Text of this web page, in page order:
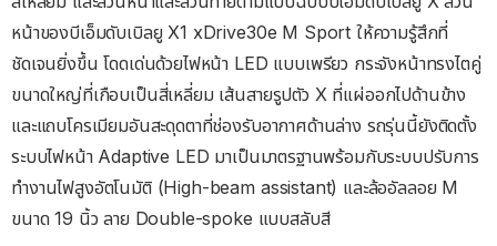
หน้าของบีเอ็มดับเบิลยู X1 xDrive30e M Sport ให้ความรู้สึกที่
ชัดเจนยิ่งขึ้น โดดเด่นด้วยไฟหน้า LED แบบเพรียว กระจังหน้าทรงไตคู่
ขนาดใหญ่ที่เกือบเป็นสี่เหลี่ยม เส้นสายรูปตัว X ที่แผ่ออกไปด้านข้าง
และแถบโครเมียมอันสะดุดตาที่ช่องรับอากาศด้านล่าง รถรุ่นนี้ยังติดตั้ง
ระบบไฟหน้า Adaptive LED มาเป็นมาตรฐานพร้อมกับระบบปรับการ
ทำงานไฟสูงอัตโนมัติ (High-beam assistant) และล้ออัลลอย M
ขนาด 19 นิ้ว ลาย Double-spoke แบบสลับสี